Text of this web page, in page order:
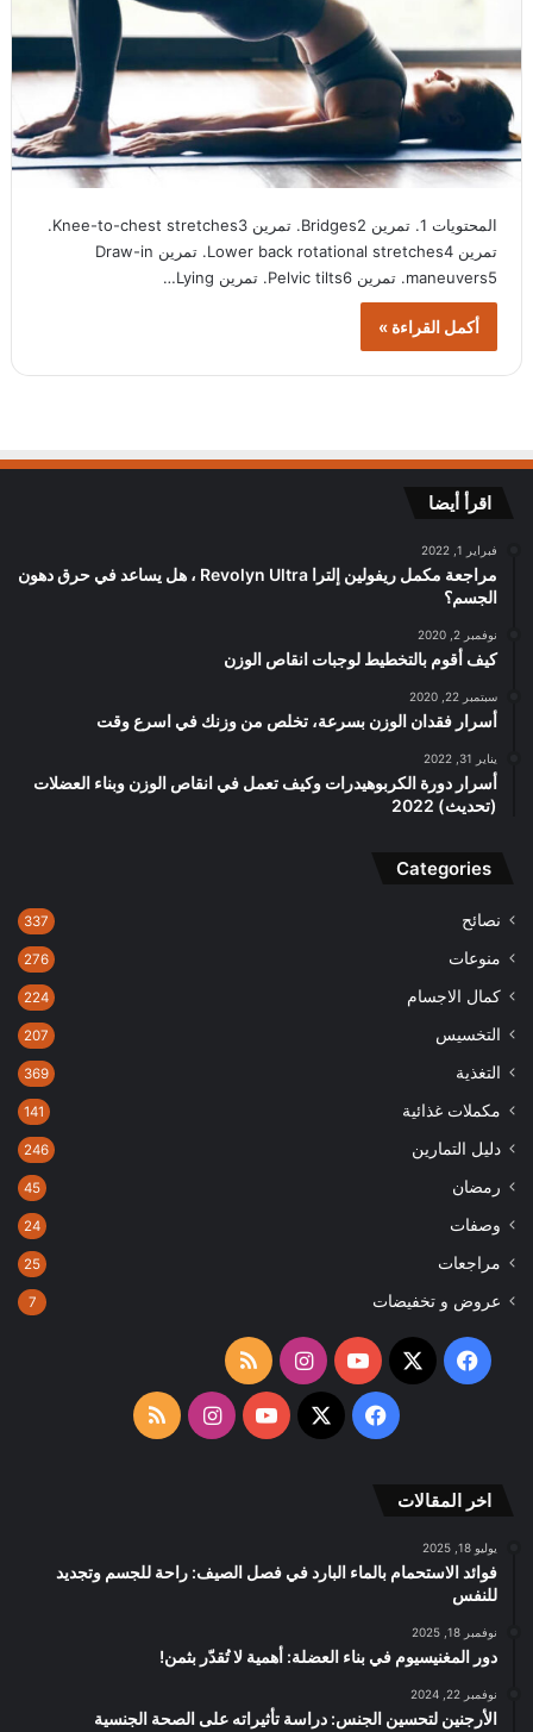
المحتويات 1. تمرين Bridges2. تمرين Knee-to-chest stretches3.
تمرين Lower back rotational stretches4. تمرين Draw-in
maneuvers5. تمرين Pelvic tilts6. تمرين Lying…
أكمل القراءة »
اقرأ أيضا
فبراير 1, 2022
مراجعة مكمل ريفولين إلترا Revolyn Ultra ، هل يساعد في حرق دهون
الجسم؟
نوفمبر 2, 2020
كيف أقوم بالتخطيط لوجبات انقاص الوزن
سبتمبر 22, 2020
أسرار فقدان الوزن بسرعة، تخلص من وزنك في اسرع وقت
يناير 31, 2022
أسرار دورة الكربوهيدرات وكيف تعمل في انقاص الوزن وبناء العضلات
(تحديث) 2022
Categories
نصائح 337
منوعات 276
كمال الاجسام 224
التخسيس 207
التغذية 369
مكملات غذائية 141
دليل التمارين 246
رمضان 45
وصفات 24
مراجعات 25
عروض و تخفيضات 7
فيسبوك
‫X
‫YouTubeانستقرامملخص
الموقع
فيسبوك
‫X
‫YouTubeانستقرامملخص
اخر المقالات
يوليو 18, 2025
فوائد الاستحمام بالماء البارد في فصل الصيف: راحة للجسم وتجديد
للنفس
نوفمبر 18, 2025
دور المغنيسيوم في بناء العضلة: أهمية لا تُقدّر بثمن!
نوفمبر 22, 2024
الأرجنين لتحسين الجنس: دراسة تأثيراته على الصحة الجنسية